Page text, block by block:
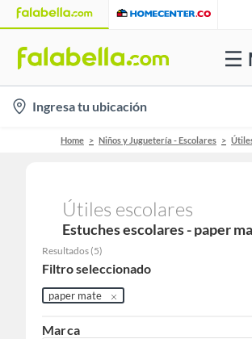
location-
icon
Ingresa tu ubicación
Home Niños y Juguetería - Escolares
Útiles escolares
Estuches escolares - paper
Resultados (5)
Filtro seleccionado
paper mate
Marca